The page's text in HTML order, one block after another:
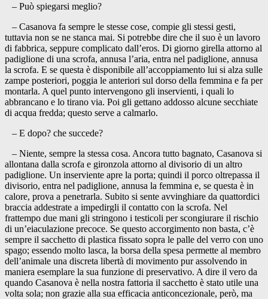
– Può spiegarsi meglio?
– Casanova fa sempre le stesse cose, compie gli stessi gesti,
tuttavia non se ne stanca mai. Si potrebbe dire che il suo è un lavoro
di fabbrica, seppure complicato dall’eros. Di giorno girella attorno al
padiglione di una scrofa, annusa l’aria, entra nel padiglione, annusa
la scrofa. E se questa è disponibile all’accoppiamento lui si alza sulle
zampe posteriori, poggia le anteriori sul dorso della femmina e fa per
montarla. A quel punto intervengono gli inservienti, i quali lo
abbrancano e lo tirano via. Poi gli gettano addosso alcune secchiate
di acqua fredda; questo serve a calmarlo.
– E dopo? che succede?
– Niente, sempre la stessa cosa. Ancora tutto bagnato, Casanova si
allontana dalla scrofa e gironzola attorno al divisorio di un altro
padiglione. Un inserviente apre la porta; quindi il porco oltrepassa il
divisorio, entra nel padiglione, annusa la femmina e, se questa è in
calore, prova a penetrarla. Subito si sente avvinghiare da quattordici
braccia addestrate a impedirgli il contatto con la scrofa. Nel
frattempo due mani gli stringono i testicoli per scongiurare il rischio
di un’eiaculazione precoce. Se questo accorgimento non basta, c’è
sempre il sacchetto di plastica fissato sopra le palle del verro con uno
spago; essendo molto lasca, la borsa della spesa permette al membro
dell’animale una discreta libertà di movimento pur assolvendo in
maniera esemplare la sua funzione di preservativo. A dire il vero da
quando Casanova è nella nostra fattoria il sacchetto è stato utile una
volta sola; non grazie alla sua efficacia anticoncezionale, però, ma